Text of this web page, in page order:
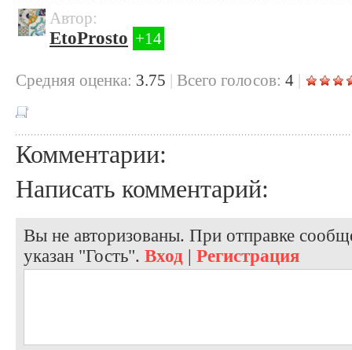
Автор:
EtoProsto +14
Cредняя оценка: 3.75 | Всего голосов: 4 |
Комментарии:
Написать комментарий:
Вы не авторизованы. При отправке
указан "Гость". Вход | Регистрация